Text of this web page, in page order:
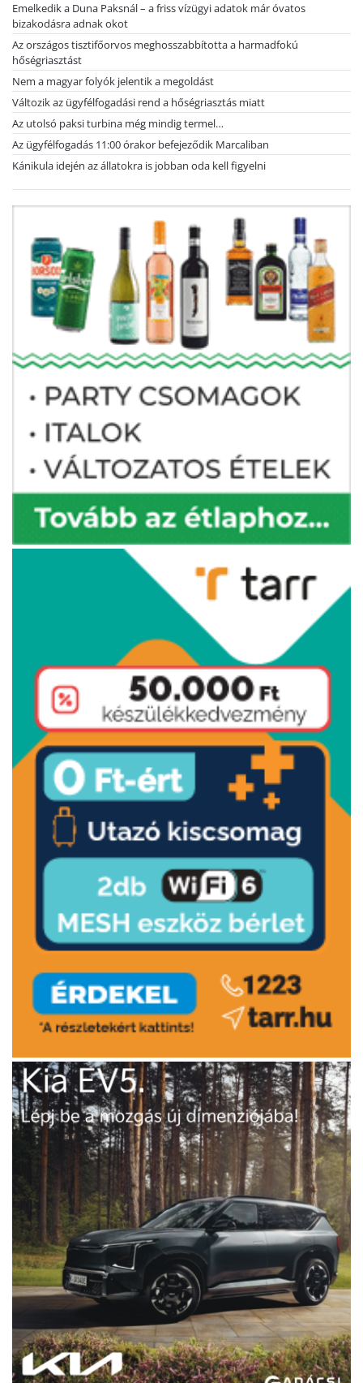
Emelkedik a Duna Paksnál – a friss vízügyi adatok már óvatos
bizakodásra adnak okot
Az országos tisztifőorvos meghosszabbította a harmadfokú
hőségriasztást
Nem a magyar folyók jelentik a megoldást
Változik az ügyfélfogadási rend a hőségriasztás miatt
Az utolsó paksi turbina még mindig termel…
Az ügyfélfogadás 11:00 órakor befejeződik Marcaliban
Kánikula idején az állatokra is jobban oda kell figyelni